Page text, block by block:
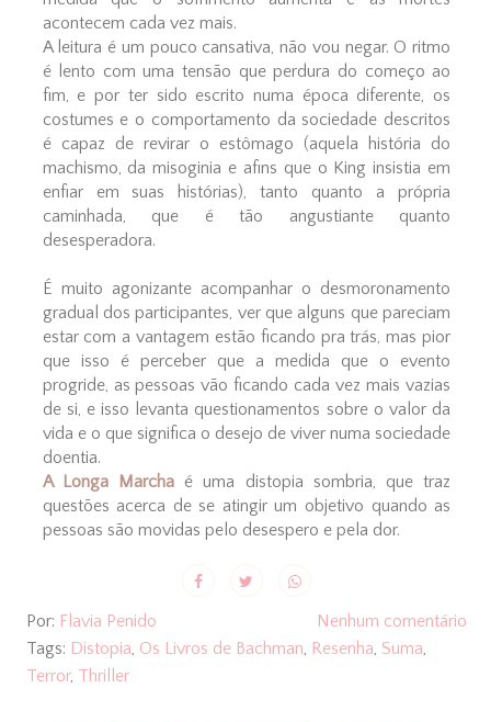
acontecem cada vez mais.
A leitura é um pouco cansativa, não vou negar. O ritmo
é lento com uma tensão que perdura do começo ao
fim, e por ter sido escrito numa época diferente, os
costumes e o comportamento da sociedade descritos
é capaz de revirar o estômago (aquela história do
machismo, da misoginia e afins que o King insistia em
enfiar em suas histórias), tanto quanto a própria
caminhada, que é tão angustiante quanto
desesperadora.
É muito agonizante acompanhar o desmoronamento
gradual dos participantes, ver que alguns que pareciam
estar com a vantagem estão ficando pra trás, mas pior
que isso é perceber que a medida que o evento
progride, as pessoas vão ficando cada vez mais vazias
de si, e isso levanta questionamentos sobre o valor da
vida e o que significa o desejo de viver numa sociedade
doentia.
A Longa Marchaé uma distopia sombria, que traz
questões acerca de se atingir um objetivo quando as
pessoas são movidas pelo desespero e pela dor.
Por: Flavia Penido
Nenhum comentário
Tags: Distopia, Os Livros de Bachman, Resenha, Suma,
Terror, Thriller